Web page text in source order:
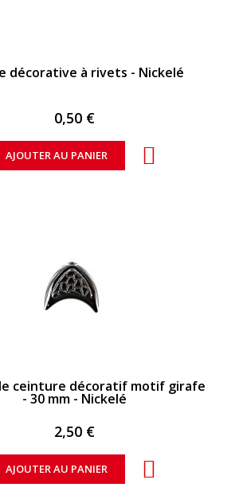
décorative à rivets - Nickelé
0,50 €
AJOUTER AU PANIER
ceinture décoratif motif girafe
- 30 mm - Nickelé
2,50 €
AJOUTER AU PANIER